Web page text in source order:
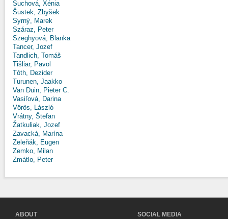
Šuchová, Xénia
Šustek, Zbyšek
Syrný, Marek
Száraz, Peter
Szeghyová, Blanka
Tancer, Jozef
Tandlich, Tomáš
Tišliar, Pavol
Tóth, Dezider
Turunen, Jaakko
Van Duin, Pieter C.
Vasiľová, Darina
Vörös, László
Vrátny, Štefan
Žatkuliak, Jozef
Zavacká, Marína
Zeleňák, Eugen
Zemko, Milan
Zmátlo, Peter
ABOUT SOCIAL MEDIA